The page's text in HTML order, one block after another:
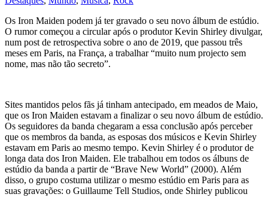
Os Iron Maiden podem já ter gravado o seu novo álbum de estúdio.
O rumor começou a circular após o produtor Kevin Shirley divulgar,
num post de retrospectiva sobre o ano de 2019, que passou três
meses em Paris, na França, a trabalhar “muito num projecto sem
nome, mas não tão secreto”.
Sites mantidos pelos fãs já tinham antecipado, em meados de Maio,
que os Iron Maiden estavam a finalizar o seu novo álbum de estúdio.
Os seguidores da banda chegaram a essa conclusão após perceber
que os membros da banda, as esposas dos músicos e Kevin Shirley
estavam em Paris ao mesmo tempo. Kevin Shirley é o produtor de
longa data dos Iron Maiden. Ele trabalhou em todos os álbuns de
estúdio da banda a partir de “Brave New World” (2000). Além
disso, o grupo costuma utilizar o mesmo estúdio em Paris para as
suas gravações: o Guillaume Tell Studios, onde Shirley publicou